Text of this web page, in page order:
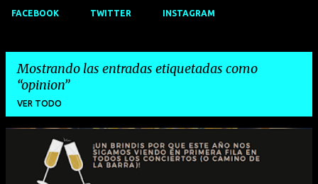
FACEBOOK TWITTER INSTAGRAM
Mostrando las entradas etiquetadas como
opinion
VER TODO